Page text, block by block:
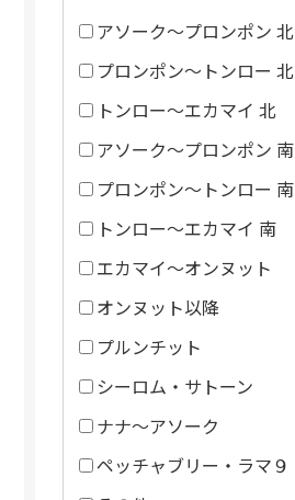
アソーク～プロンポン 北
プロンポン～トンロー 北
トンロー～エカマイ 北
アソーク～プロンポン 南
プロンポン～トンロー 南
トンロー～エカマイ 南
エカマイ～オンヌット
オンヌット以降
プルンチット
シーロム・サトーン
ナナ～アソーク
ペッチャブリー・ラマ９